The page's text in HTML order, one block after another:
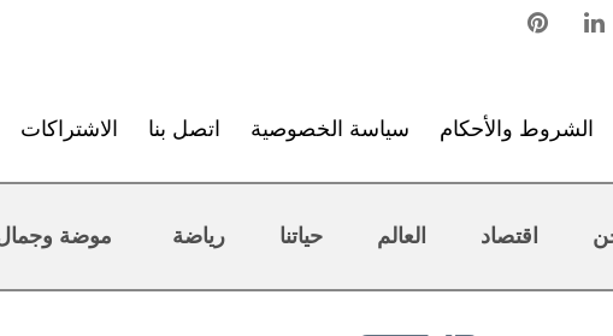
الشروط والأحكام سياسة الخصوصية اتصل بنا الاشتراكات
اقتصاد العالم حياتنا رياضة موضة